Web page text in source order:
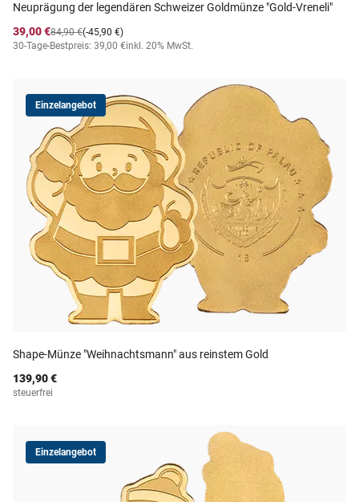
Neuprägung der legendären Schweizer Goldmünze "Gold-Vreneli"
39,00 €
(-45,90 €)
84,90 €
30-Tage-Bestpreis: 39,00 €inkl. 20% MwSt.
Einzelangebot
Shape-Münze "Weihnachtsmann" aus reinstem Gold
139,90 €
steuerfrei
Einzelangebot